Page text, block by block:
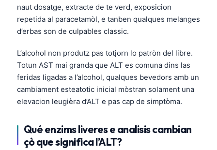
naut dosatge, extracte de te verd, exposicion
repetida al paracetamòl, e tanben qualques melanges
d’erbas son de culpables classic.
L’alcohol non produtz pas totjorn lo patròn del libre.
Totun AST mai granda que ALT es comuna dins las
feridas ligadas a l’alcohol, qualques bevedors amb un
cambiament esteatotic inicial mòstran solament una
elevacion leugièra d’ALT e pas cap de simptòma.
Qué enzims liveres e analisis cambian
çò que significa l’ALT?
Slovenčina
پښتو
سنڌي
සිංහල
অসমীয়া
Latviešu valoda
Македонски јазик